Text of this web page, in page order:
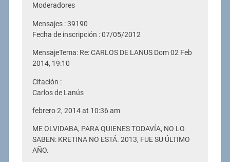
Moderadores
Mensajes : 39190
Fecha de inscripción : 07/05/2012
MensajeTema: Re: CARLOS DE LANUS Dom 02 Feb
2014, 19:10
Citación :
Carlos de Lanús
febrero 2, 2014 at 10:36 am
ME OLVIDABA, PARA QUIENES TODAVÍA, NO LO
SABEN: KRETINA NO ESTÁ. 2013, FUE SU ÚLTIMO
AÑO.